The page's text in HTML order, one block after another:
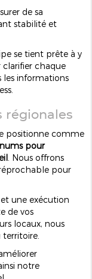
de sa
stabilité et
se tient prête à y
clarifier chaque
les informations
régionales
positionne comme
pour
. Nous offrons
pour
une exécution
de vos
locaux, nous
notre